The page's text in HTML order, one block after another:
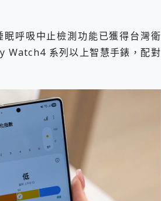
呼吸中止檢測功能已獲得台灣衛
Watch4 系列以上智慧手錶，配對